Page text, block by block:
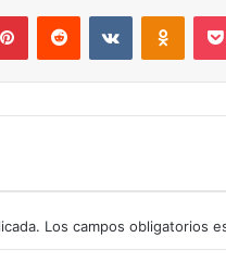
PinterestReddit VKontakte
Los campos obligatorios